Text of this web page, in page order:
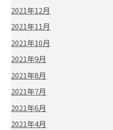
2021年12月
2021年11月
2021年10月
2021年9月
2021年8月
2021年7月
2021年6月
2021年4月